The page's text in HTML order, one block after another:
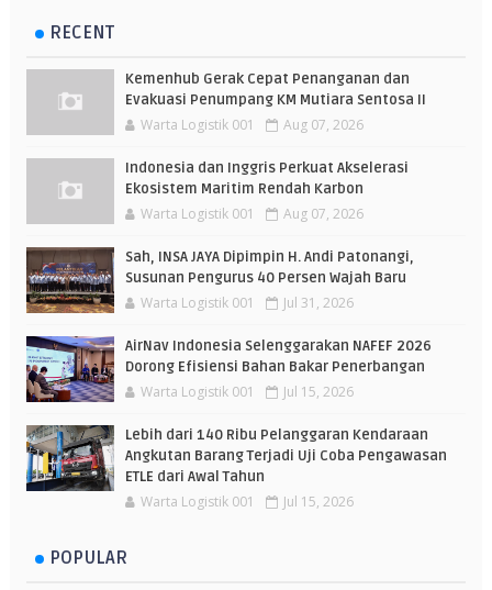
RECENT
Kemenhub Gerak Cepat Penanganan dan
Evakuasi Penumpang KM Mutiara Sentosa II
Warta Logistik 001 Aug 07, 2026
Indonesia dan Inggris Perkuat Akselerasi
Ekosistem Maritim Rendah Karbon
Warta Logistik 001 Aug 07, 2026
Sah, INSA JAYA Dipimpin H. Andi Patonangi,
Susunan Pengurus 40 Persen Wajah Baru
Warta Logistik 001 Jul 31, 2026
AirNav Indonesia Selenggarakan NAFEF 2026
Dorong Efisiensi Bahan Bakar Penerbangan
Warta Logistik 001 Jul 15, 2026
Lebih dari 140 Ribu Pelanggaran Kendaraan
Angkutan Barang Terjadi Uji Coba Pengawasan
ETLE dari Awal Tahun
Warta Logistik 001 Jul 15, 2026
POPULAR